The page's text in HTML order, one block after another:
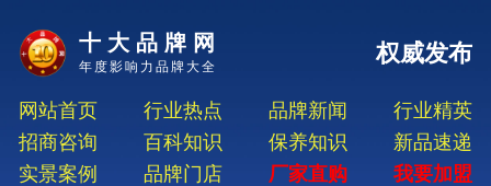
十大品牌网
年度影响力品牌大全
权威发布
网站首页 行业热点 品牌新闻
行业精英
招商咨询
百科知识 保养知识
新品速递
实景案例
品牌门店 厂家直购 我要加盟